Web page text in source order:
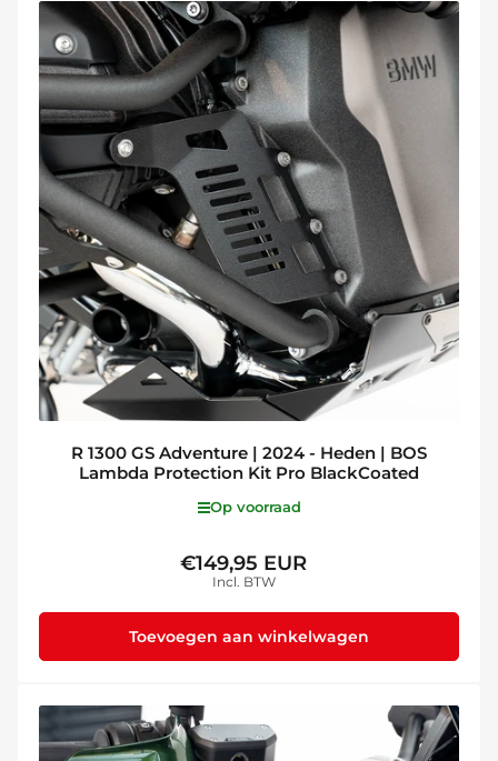
R 1300 GS Adventure | 2024 - Heden | BOS
Lambda Protection Kit Pro BlackCoated
Op voorraad
Normale
prijs
€149,95 EUR
Incl. BTW
Toevoegen aan winkelwagen